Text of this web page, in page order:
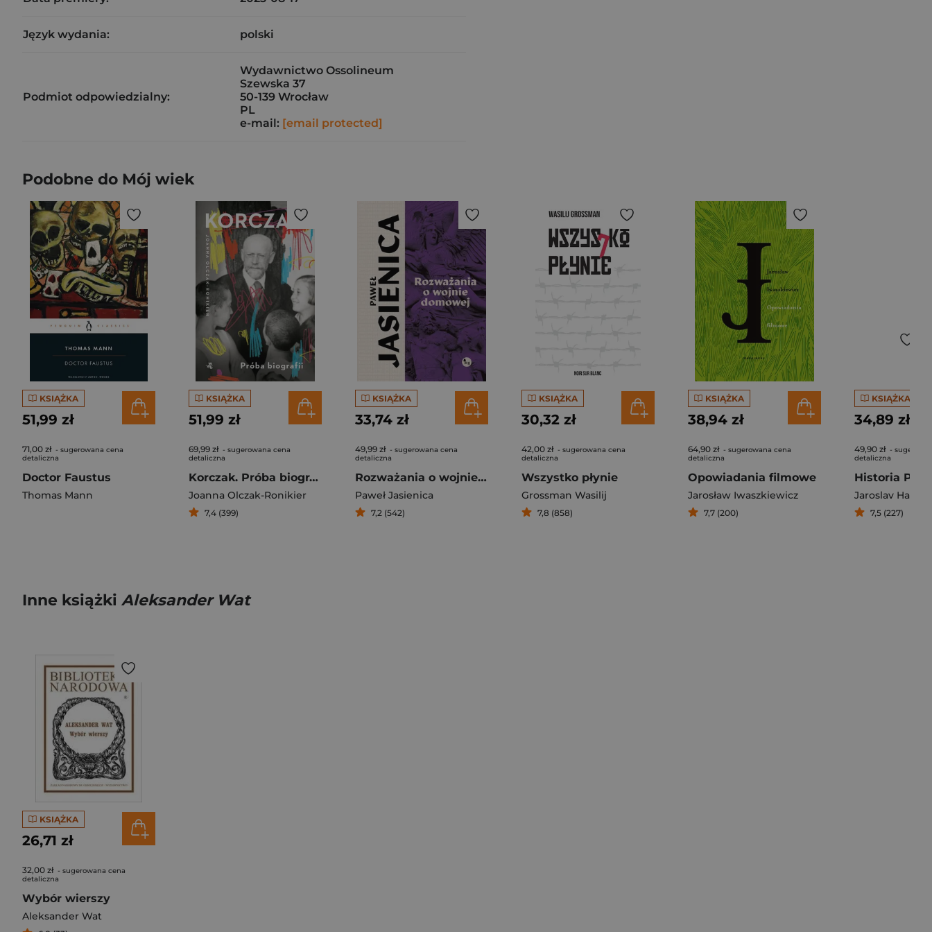
Język wydania: polski
Podmiot odpowiedzialny:
Wydawnictwo Ossolineum
Szewska 37
50-139 Wrocław
PL
e-mail: [email protected]
Podobne do Mój wiek
KSIĄŻKA
51,99 zł
71,00 zł - sugerowana cena
detaliczna
Doctor Faustus
Thomas Mann
KSIĄŻKA
51,99 zł
69,99 zł - sugerowana cena
detaliczna
Korczak. Próba biografii
Joanna Olczak-Ronikier
7,4 (399)
KSIĄŻKA
33,74 zł
49,99 zł - sugerowana cena
detaliczna
Rozważania o wojnie domowej
Paweł Jasienica
7,2 (542)
KSIĄŻKA
30,32 zł
42,00 zł - sugerowana cena
detaliczna
Wszystko płynie
Grossman Wasilij
7,8 (858)
KSIĄŻKA
38,94 zł
64,90 zł - sugerowana cena
detaliczna
Opowiadania filmowe
Jarosław Iwaszkiewicz
7,7 (200)
KSIĄŻKA
34,89 zł
49,90 zł -
detaliczna
Jaroslav Hašek
7,5 (227)
Inne książki Aleksander Wat
KSIĄŻKA
26,71 zł
32,00 zł - sugerowana cena
detaliczna
Wybór wierszy
Aleksander Wat